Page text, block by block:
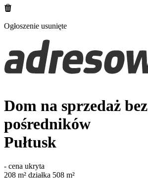
Ogłoszenie usunięte
Dom na sprzedaż bez
pośredników
Pułtusk
- cena ukryta
208 m² działka 508 m²